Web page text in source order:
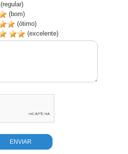
(regular)
(bom)
(ótimo)
(excelente)